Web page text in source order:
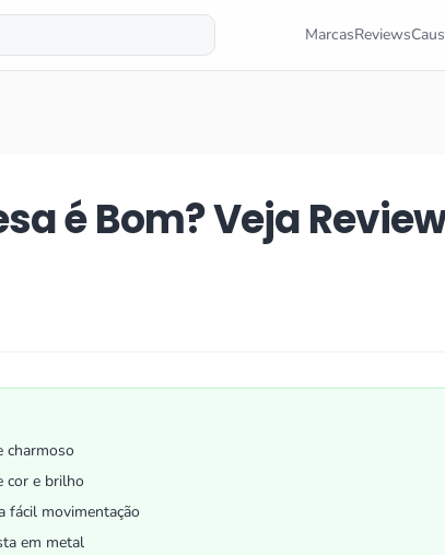
MarcasReviews
é Bom? Veja
charmoso
cor e brilho
fácil movimentação
em metal